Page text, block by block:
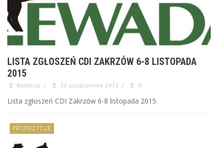
LISTA ZGŁOSZEŃ CDI ZAKRZÓW 6-8 LISTOPADA
2015
Redakcja / 30 października 2015 / 0
Lista zgłoszeń CDI Zakrzów 6-8 listopada 2015.
PROPOZYCJE